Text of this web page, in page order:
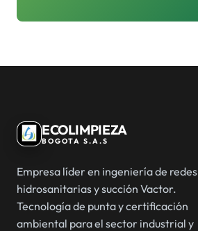
ECOLIMPIEZA
BOGOTA S.A.S
Empresa líder en ingeniería de redes
hidrosanitarias y succión Vactor.
Tecnología de punta y certificación
ambiental para el sector industrial y